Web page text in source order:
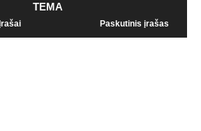
TEMA
Įrašai Paskutinis įrašas